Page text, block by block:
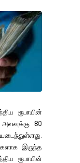
ரூபாயின்
80
இருந்த
ரூபாயின்